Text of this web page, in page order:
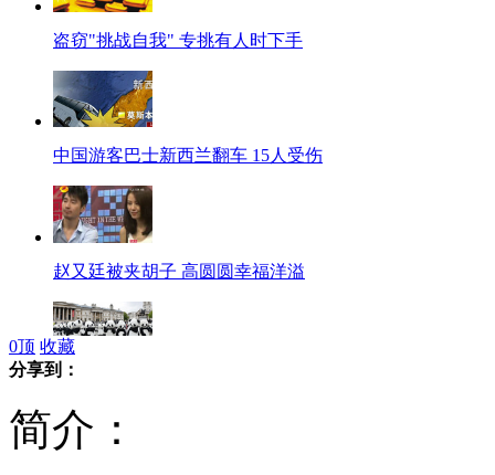
盗窃"挑战自我" 专挑有人时下手
中国游客巴士新西兰翻车 15人受伤
赵又廷被夹胡子 高圆圆幸福洋溢
0顶 收藏
分享到：
简介：